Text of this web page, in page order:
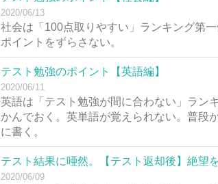
2020/06/13
社会は「100点取りやすい」ランキング第
ポイントをずらさない。
テスト勉強のポイント【英語編】
2020/06/11
英語は「テスト勉強が間に合わない」ラン
かんでおく。英単語が覚えられない。普段
に書く。
テスト結果に唖然。【テスト返却後】絶望
2020/06/09